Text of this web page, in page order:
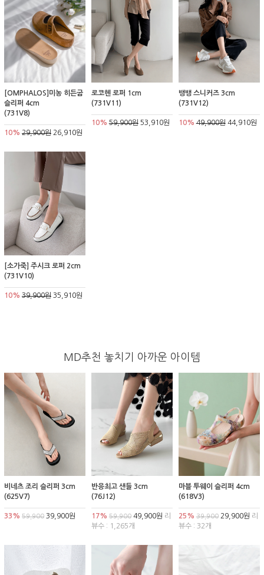
[OMPHALOS]미농 히든굽
슬리퍼 4cm
(731V8)
10% 29,900원 26,910원
로코헨 로퍼 1cm
(731V11)
10% 59,900원53,910원
뱅뱅 스니커즈 3cm
(731V12)
10% 49,900원44,910원
[소가죽] 주시크 로퍼 2cm
(731V10)
10% 39,900원 35,910원
MD추천 놓치기 아까운 아이템
비네츠 조리 슬리퍼 3cm
(625V7)
33% 59,900 39,900원
반응최고 샌들 3cm
(76J12)
17% 59,90049,900원 리
뷰수 : 1,265개
마블 투웨이 슬리퍼 4cm
(618V3)
25% 39,90029,900원 리
뷰수 : 32개